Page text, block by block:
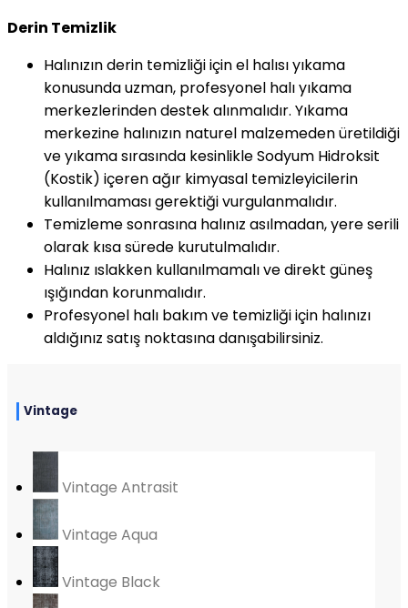
Derin Temizlik
Halınızın derin temizliği için el halısı yıkama
konusunda uzman, profesyonel halı yıkama
merkezlerinden destek alınmalıdır. Yıkama
merkezine halınızın naturel malzemeden üretildiği
ve yıkama sırasında kesinlikle Sodyum Hidroksit
(Kostik) içeren ağır kimyasal temizleyicilerin
kullanılmaması gerektiği vurgulanmalıdır.
Temizleme sonrasına halınız asılmadan, yere serili
olarak kısa sürede kurutulmalıdır.
Halınız ıslakken kullanılmamalı ve direkt güneş
ışığından korunmalıdır.
Profesyonel halı bakım ve temizliği için halınızı
aldığınız satış noktasına danışabilirsiniz.
Vintage
Vintage Antrasit
Vintage Aqua
Vintage Black